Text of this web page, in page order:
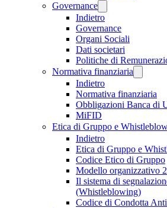
Governance
Indietro
Governance
Organi Sociali
Dati societari
Politiche di
Normativa finanziaria
Indietro
Normativa finanziaria
Obbligazioni Banca di
MiFID
Etica di Gruppo e
Indietro
Etica di Gruppo e
Codice Etico di Gruppo
Modello organizzativo
Il sistema di
(Whistleblowing)
Codice di Condotta